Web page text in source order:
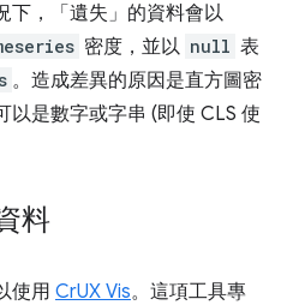
下，「遺失」的資料會以
密度，並以 null 表
。造成差異的原因是直方圖密
以是數字或字串 (即使 CLS 使
料
使用 CrUX Vis。這項工具專